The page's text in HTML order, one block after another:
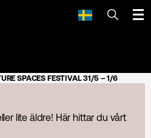
SÖK
SPACES FESTIVAL 31/5 – 1/6
lite äldre! Här hittar du vårt